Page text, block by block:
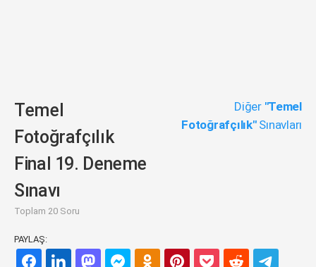
Temel
Fotoğrafçılık
Final 19. Deneme
Sınavı
Toplam 20 Soru
Diğer "Temel
Fotoğrafçılık"Sınavları
PAYLAŞ: